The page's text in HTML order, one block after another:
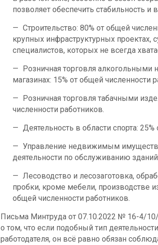
позволяет обеспечить стабильность
Строительство: 80% от общей
крупных инфраструктурных
специалистов, которых не всегда
Розничная торговля алкогольными
магазинах: 15% от общей численности
Розничная торговля табачными
численности работников.
Деятельность в области спорта:
Управление недвижимым
деятельности по обслуживанию
Лесоводство и лесозаготовка,
пробки, кроме мебели, производстве
общей численности работников.
Письма Минтруда от 07.10.2022 № 16-4/
о том, что если подобный тип
работодателя, он всё равно обязан